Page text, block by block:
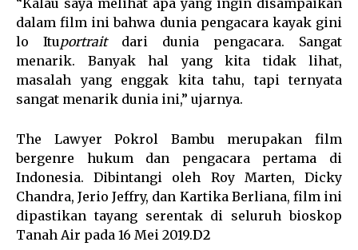
dalam film ini bahwa dunia pengacara kayak gini
lo Ituportraitdari dunia pengacara. Sangat
menarik. Banyak hal yang kita tidak lihat,
masalah yang enggak kita tahu, tapi ternyata
sangat menarik dunia ini,” ujarnya.
The Lawyer Pokrol Bambu
merupakan film
bergenre hukum dan pengacara pertama di
Indonesia. Dibintangi oleh Roy Marten, Dicky
Chandra, Jerio Jeffry, dan Kartika Berliana, film ini
dipastikan tayang serentak di seluruh bioskop
Tanah Air pada 16 Mei 2019.D2